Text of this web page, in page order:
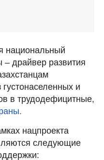
национальный
– драйвер развития
и
в трудодефицитные,
нацпроекта
следующие